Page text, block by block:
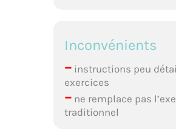
Inconvénients
–instructions peu
exercices
–ne remplace pas
traditionnel